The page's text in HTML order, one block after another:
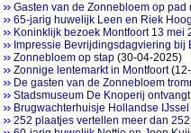
Gasten van de Zonnebloem op pad
65-jarig huwelijk Leen en Riek
Koninklijk bezoek Montfoort 13 mei
Impressie Bevrijdingsdagviering bij
Zonnebloem op stap(30-04-2025)
Zonnige lentemarkt in Montfoort(12-
De gasten van de Zonnebloem
Stadsmuseum De Knoperij
Brugwachterhuisje Hollandse
252 plaatjes vertellen meer dan